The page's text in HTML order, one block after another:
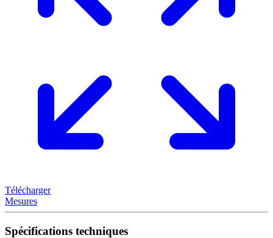
Télécharger
Mesures
Spécifications techniques